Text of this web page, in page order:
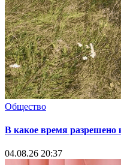
Общество
В какое время разрешено
04.08.26 20:37